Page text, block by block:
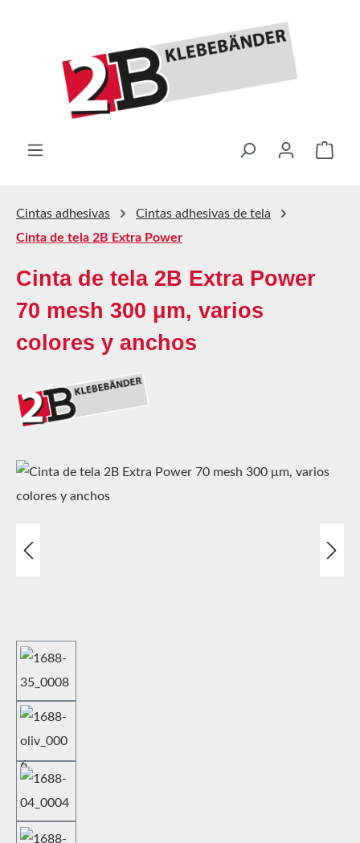
El
Cintas adhesivas
Cintas adhesivas de tela
Cinta de tela 2B Extra Power
Cinta de tela 2B Extra Power
70 mesh 300 μm, varios
colores y anchos
Omitir galería de imágenes